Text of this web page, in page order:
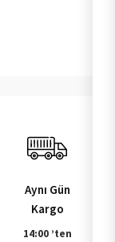
Aynı Gün
Kargo
14:00 ’ten